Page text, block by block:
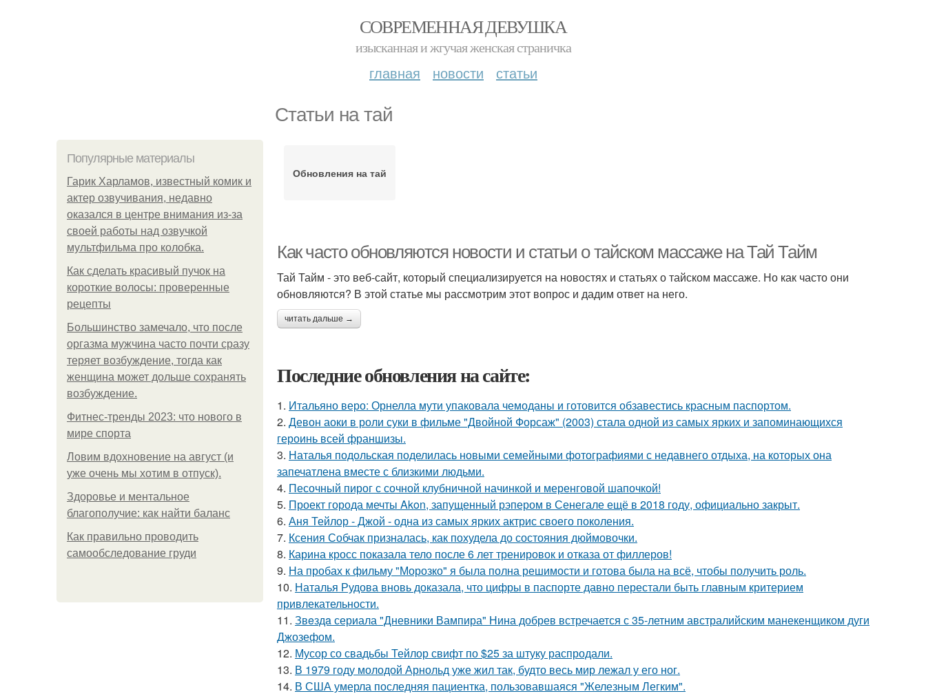
СОВРЕМЕННАЯ ДЕВУШКА
изысканная и жгучая женская страничка
главная новости статьи
Статьи на тай
Популярные материалы
Гарик Харламов, известный комик и
актер озвучивания, недавно
оказался в центре внимания из-за
своей работы над озвучкой
мультфильма про колобка.
Как сделать красивый пучок на
короткие волосы: проверенные
рецепты
Большинство замечало, что после
оргазма мужчина часто почти сразу
теряет возбуждение, тогда как
женщина может дольше сохранять
возбуждение.
Фитнес-тренды 2023: что нового в
мире спорта
Ловим вдохновение на август (и
уже очень мы хотим в отпуск).
Здоровье и ментальное
благополучие: как найти баланс
Как правильно проводить
самообследование груди
Обновления на тай
Как часто обновляются новости и статьи о тайском массаже на Тай Тайм
Тай Тайм - это веб-сайт, который специализируется на новостях и статьях о тайском массаже. Но как часто они
обновляются? В этой статье мы рассмотрим этот вопрос и дадим ответ на него.
читать дальше →
Последние обновления на сайте:
1. Итальяно веро: Орнелла мути упаковала чемоданы и готовится обзавестись красным паспортом.
2. Девон аоки в роли суки в фильме "Двойной Форсаж" (2003) стала одной из самых ярких и запоминающихся
героинь всей франшизы.
3. Наталья подольская поделилась новыми семейными фотографиями с недавнего отдыха, на которых она
запечатлена вместе с близкими людьми.
4. Песочный пирог с сочной клубничной начинкой и меренговой шапочкой!
5. Проект города мечты Akon, запущенный рэпером в Сенегале ещё в 2018 году, официально закрыт.
6. Аня Тейлор - Джой - одна из самых ярких актрис своего поколения.
7. Ксения Собчак призналась, как похудела до состояния дюймовочки.
8. Карина кросс показала тело после 6 лет тренировок и отказа от филлеров!
9. На пробах к фильму "Морозко" я была полна решимости и готова была на всё, чтобы получить роль.
10. Наталья Рудова вновь доказала, что цифры в паспорте давно перестали быть главным критерием
привлекательности.
11. Звeздa сериала "Дневники Вампира" Нина добрев встречается с 35-летним австралийским манекенщиком дуги
Джозефом.
12. Мусор со свадьбы Тейлор свифт по $25 за штуку распродали.
13. В 1979 году молодой Арнольд уже жил так, будто весь мир лежал у его ног.
14. В США умерла последняя пациентка, пользовавшаяся "Железным Легким".